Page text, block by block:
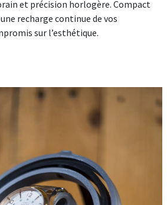
et précision horlogère. Compact
recharge continue de vos
sur l’esthétique.